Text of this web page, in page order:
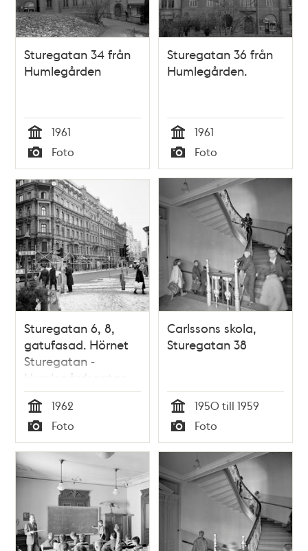
Sturegatan 34 från
Humlegården
Tid
1961
Typ
Foto
Sturegatan 36 från
Humlegården.
Tid
1961
Typ
Foto
Sturegatan 6, 8,
gatufasad. Hörnet
Sturegatan -
Humlegårdsgatan
Tid
1962
Typ
Foto
Carlssons skola,
Sturegatan 38
Tid
1950 till 1959
Typ
Foto